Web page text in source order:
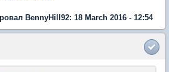
BennyHill92: 18 March 2016 - 12:54